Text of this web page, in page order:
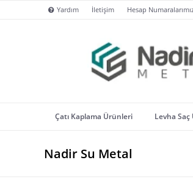
Yardım İletişim Hesap
Çatı Kaplama Ürünleri Levha
Nadir Su Metal